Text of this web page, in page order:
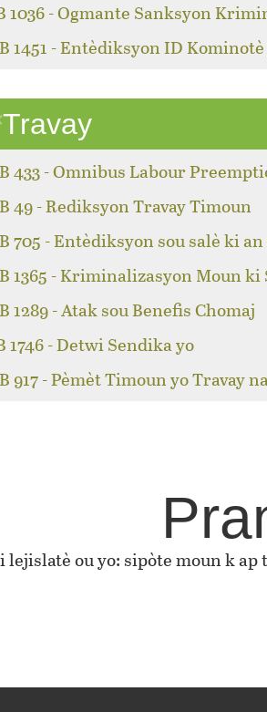
1036 - Ogmante Sanksyon
1451 - Entèdiksyon ID
Travay
433 - Omnibus Labour
49 - Rediksyon Travay Timoun
705 - Entèdiksyon sou salè ki
1365 - Kriminalizasyon Moun ki
1289 - Atak sou Benefis Chomaj
1746 - Detwi Sendika yo
917 - Pèmèt Timoun yo Travay
lejislatè ou yo: sipòte moun k